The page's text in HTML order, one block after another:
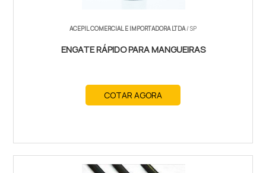
ACEPIL COMERCIAL E IMPORTADORA LTDA/ SP
ENGATE RÁPIDO PARA MANGUEIRAS
COTAR AGORA